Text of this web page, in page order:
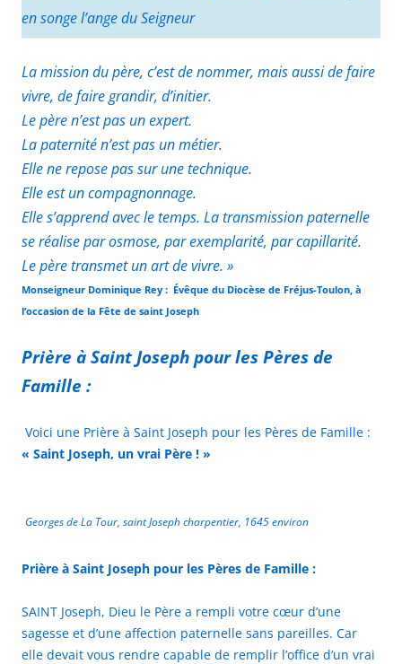
en songe l’ange du Seigneur
La mission du père, c’est de nommer, mais aussi de faire
vivre, de faire grandir, d’initier.
Le père n’est pas un expert.
La paternité n’est pas un métier.
Elle ne repose pas sur une technique.
Elle est un compagnonnage.
Elle s’apprend avec le temps. La transmission paternelle
se réalise par osmose, par exemplarité, par capillarité.
Le père transmet un art de vivre. »
Monseigneur Dominique Rey : Évêque du Diocèse de Fréjus-Toulon, à
l’occasion de la Fête de saint Joseph
Prière à Saint Joseph pour les Pères de
Famille :
Voici une Prière à Saint Joseph pour les Pères de Famille :
« Saint Joseph, un vrai Père ! »
Georges de La Tour, saint Joseph charpentier, 1645 environ
Prière à Saint Joseph pour les Pères de Famille :
SAINT Joseph, Dieu le Père a rempli votre cœur d’une
sagesse et d’une affection paternelle sans pareilles. Car
elle devait vous rendre capable de remplir l’office d’un vrai